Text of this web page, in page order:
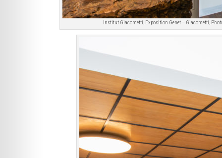
Institut Giacometti, Exposition Genet – Giacometti,